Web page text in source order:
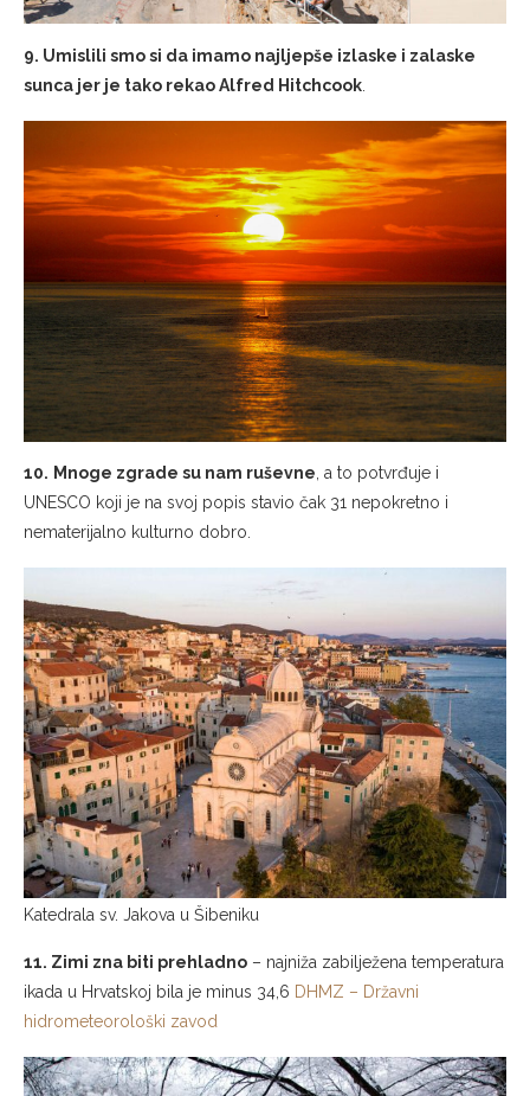
9. Umislili smo si da imamo najljepše izlaske i zalaske
10. Mnoge zgrade su nam ruševne, a to potvrđuje i
nematerijalno kulturno dobro.
Katedrala sv. Jakova u Šibeniku
11. Zimi zna biti prehladno– najniža zabilježena temperatura
hidrometeorološki zavod